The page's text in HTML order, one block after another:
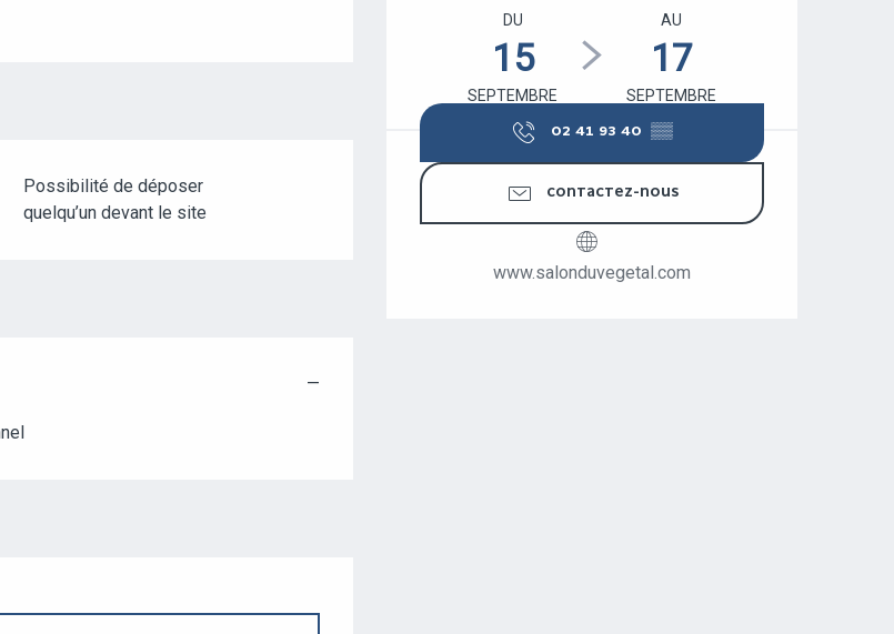
DU
15
SEPTEMBRE
AU
17
SEPTEMBRE
02 41 93 40 ▒▒
CONTACTEZ-NOUS
www.salonduvegetal.com
Possibilité de déposer
quelqu’un devant le site
—